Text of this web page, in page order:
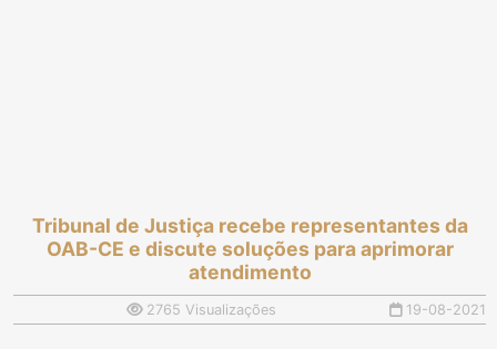
Tribunal de Justiça recebe representantes da
OAB-CE e discute soluções para aprimorar
atendimento
2765 Visualizações 19-08-2021